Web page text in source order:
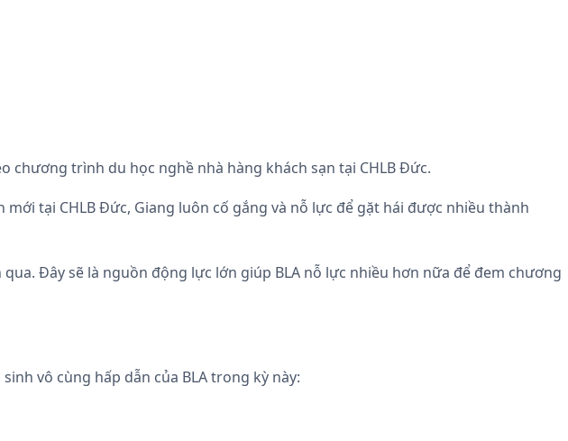
chương trình du học nghề nhà hàng khách sạn tại CHLB Đức.
tại CHLB Đức, Giang luôn cố gắng và nỗ lực để gặt hái được nhiều thành
Đây sẽ là nguồn động lực lớn giúp BLA nỗ lực nhiều hơn nữa để đem chương
vô cùng hấp dẫn của BLA trong kỳ này: